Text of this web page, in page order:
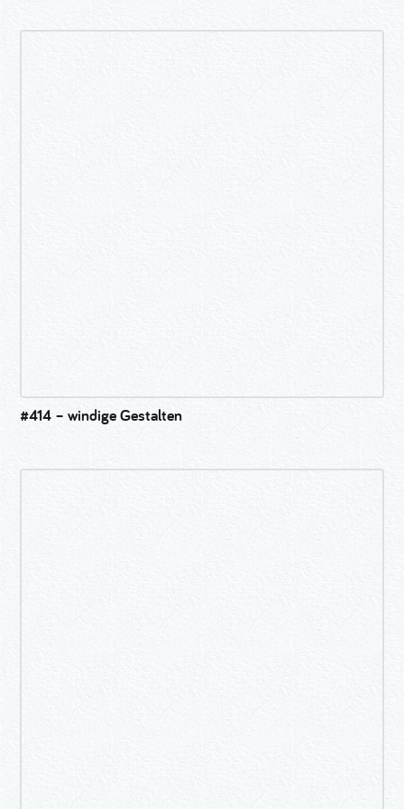
#414 – windige Gestalten